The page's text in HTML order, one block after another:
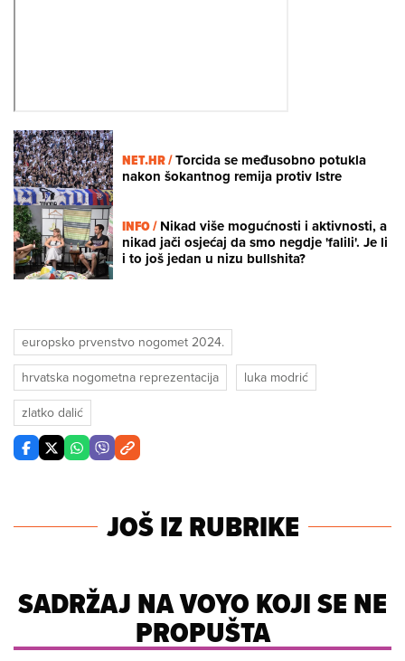
NET.HR /Torcida se međusobno potukla
nakon šokantnog remija protiv Istre
INFO /Nikad više mogućnosti i aktivnosti, a
nikad jači osjećaj da smo negdje 'falili'. Je li
i to još jedan u nizu bullshita?
europsko prvenstvo nogomet 2024.
hrvatska nogometna reprezentacija
luka modrić
zlatko dalić
JOŠ IZ RUBRIKE
SADRŽAJ NA VOYO KOJI SE NE
PROPUŠTA